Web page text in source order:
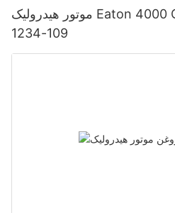
موتور هیدرولیک Eaton 4000 Char Lynn 4K-310 مدل
109-1234